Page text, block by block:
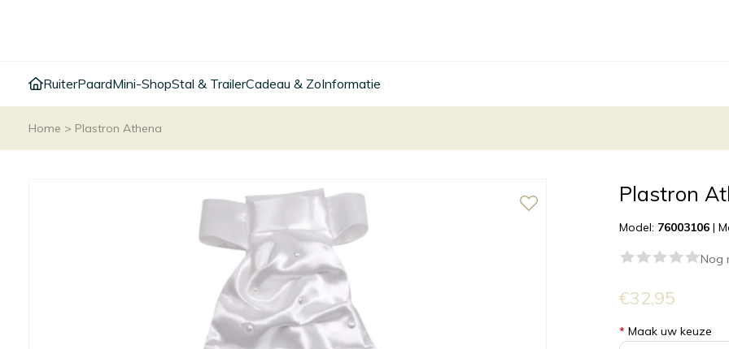
RuiterPaardMini-ShopStal & TrailerCadeau & ZoInformatie
Home > Plastron Athena
Plastron
Model: 76003106 |
Nog
€32,95
* Maak uw keuze